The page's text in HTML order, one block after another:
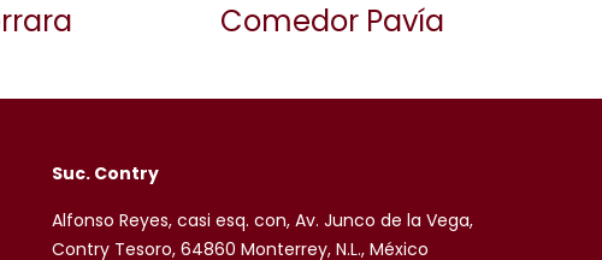
Comedor Pavía
Suc. Contry
Alfonso Reyes, casi esq. con, Av. Junco de la Vega,
Contry Tesoro, 64860 Monterrey, N.L., México